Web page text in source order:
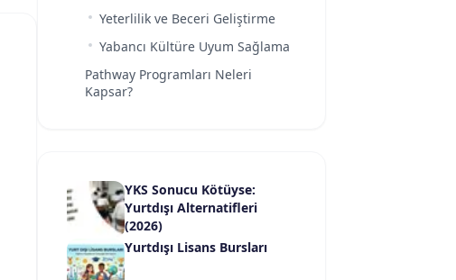
Yeterlilik ve Beceri Geliştirme
Yabancı Kültüre Uyum Sağlama
Pathway Programları Neleri
Kapsar?
YKS Sonucu Kötüyse:
Yurtdışı Alternatifleri
(2026)
Yurtdışı Lisans Bursları